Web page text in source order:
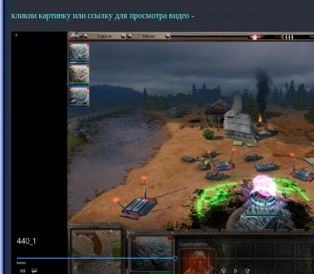
кликни картинку или ссылку для просмотра видео -